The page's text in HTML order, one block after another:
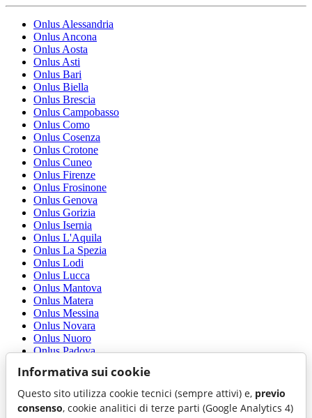
Onlus Alessandria
Onlus Ancona
Onlus Aosta
Onlus Asti
Onlus Bari
Onlus Biella
Onlus Brescia
Onlus Campobasso
Onlus Como
Onlus Cosenza
Onlus Crotone
Onlus Cuneo
Onlus Firenze
Onlus Frosinone
Onlus Genova
Onlus Gorizia
Onlus Isernia
Onlus L'Aquila
Onlus La Spezia
Onlus Lodi
Onlus Lucca
Onlus Mantova
Onlus Matera
Onlus Messina
Onlus Novara
Onlus Nuoro
Onlus Padova
Onlus Pisa
Onlus Pistoia
Onlus Potenza
Onlus Ragusa
Informativa sui cookie
Questo sito utilizza cookie tecnici (sempre attivi) e, previo
consenso, cookie analitici di terze parti (Google Analytics 4)